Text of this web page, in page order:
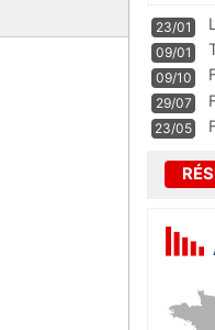
23/01
09/01
09/10
29/07
23/05